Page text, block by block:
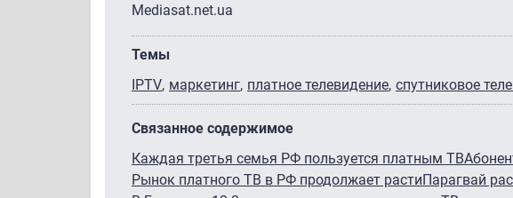
Mediasat.net.ua
Темы
IPTV маркетинг платное телевидение спутниковое
Связанное содержимое
Каждая третья семья РФ пользуется платным ТВ
Рынок платного ТВ в РФ продолжает растиПарагвай